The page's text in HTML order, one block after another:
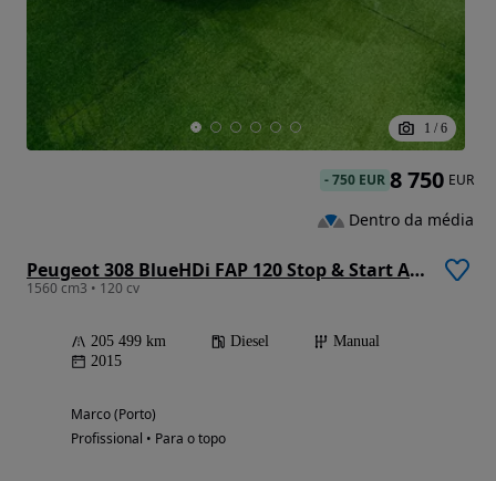
1 / 6
Peugeot 308 BlueHDi FAP 120 Stop & Start Allure
1560 cm3 • 120 cv
205 499 km Diesel
Manual
2015
Marco (Porto)
Profissional • Para o topo
-750 EUR 8 750 EUR
Dentro da média